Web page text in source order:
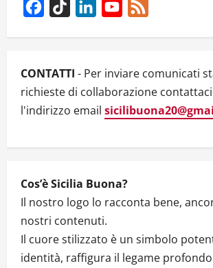
TikTok
per
anni
caso
che
discutere
Facebook
TikTok LinkedInYouTube
CONTATTI - Per inviare comunicati
richieste di collaborazione
l'indirizzo email
Cos’è Sicilia Buona?
Il nostro logo lo racconta bene,
nostri contenuti.
Il cuore stilizzato è un simbolo
identità, raffigura il legame